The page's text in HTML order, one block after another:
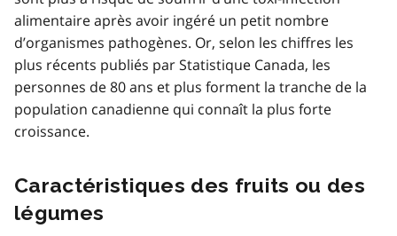
alimentaire après avoir ingéré un petit nombre
d’organismes pathogènes. Or, selon les chiffres les
plus récents publiés par Statistique Canada, les
personnes de 80 ans et plus forment la tranche de la
population canadienne qui connaît la plus forte
croissance.
Caractéristiques des fruits ou des
légumes